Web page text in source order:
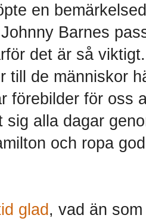
en
Barnes
det är så
till de människor
förebilder för oss
sig alla dagar
och ropa
glad , vad än